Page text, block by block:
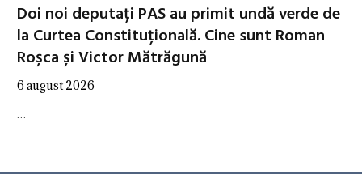
Doi noi deputați PAS au primit undă verde de
la Curtea Constituțională. Cine sunt Roman
Roșca și Victor Mătrăgună
6 august 2026
…